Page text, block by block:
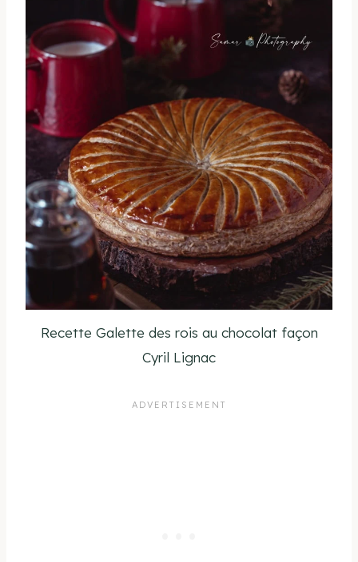
Recette Galette des rois au chocolat façon
Cyril Lignac